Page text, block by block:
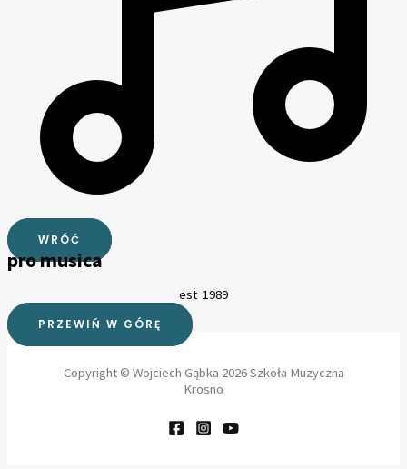
WRÓĆ
pro musica
est 1989
PRZEWIŃ W GÓRĘ
Copyright © Wojciech Gąbka 2026 Szkoła Muzyczna
Krosno